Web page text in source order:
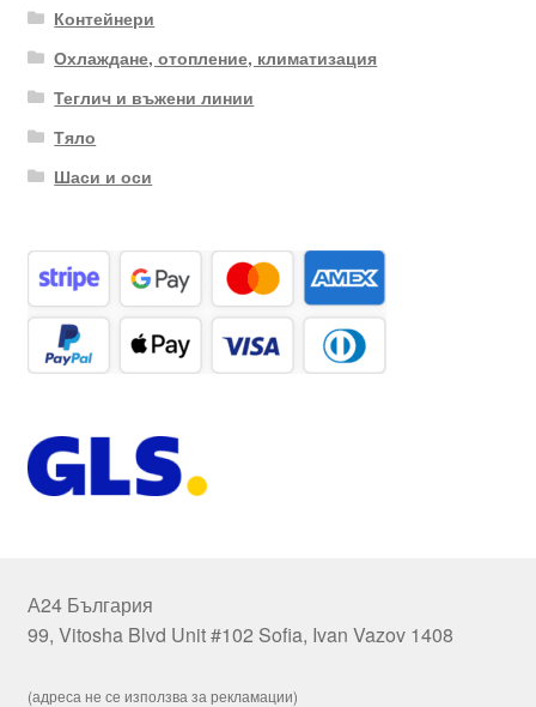
Контейнери
Охлаждане, отопление, климатизация
Теглич и въжени линии
Тяло
Шаси и оси
А24 България
99, Vitosha Blvd Unit #102 Sofia, Ivan Vazov 1408
(адреса не се използва за рекламации)